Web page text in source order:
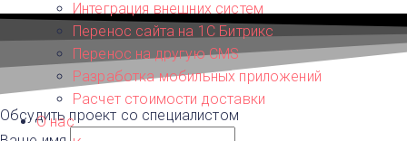
Интеграция внешних систем
Перенос сайта на 1С Битрикс
Перенос на другую CMS​
Разработка мобильных приложений
Расчет стоимости доставки
О нас
Обсудить проект со специалистом